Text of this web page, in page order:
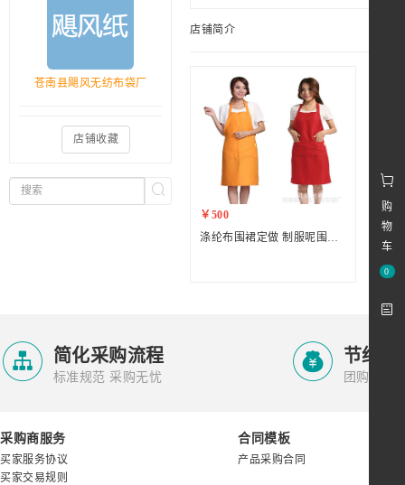
购
物
车
0
苍南县飓风无纺布袋厂
店铺收藏
店铺简介
￥500
涤纶布围裙定做 制服呢围裙定制 腹膜无纺布围裙 广告PVC防水围裙
￥5.8
 简化采购流程
标准规范 采购无忧  节约采
团购集采
采购商服务
买家服务协议
买家交易规则
合同模板
产品采购合同